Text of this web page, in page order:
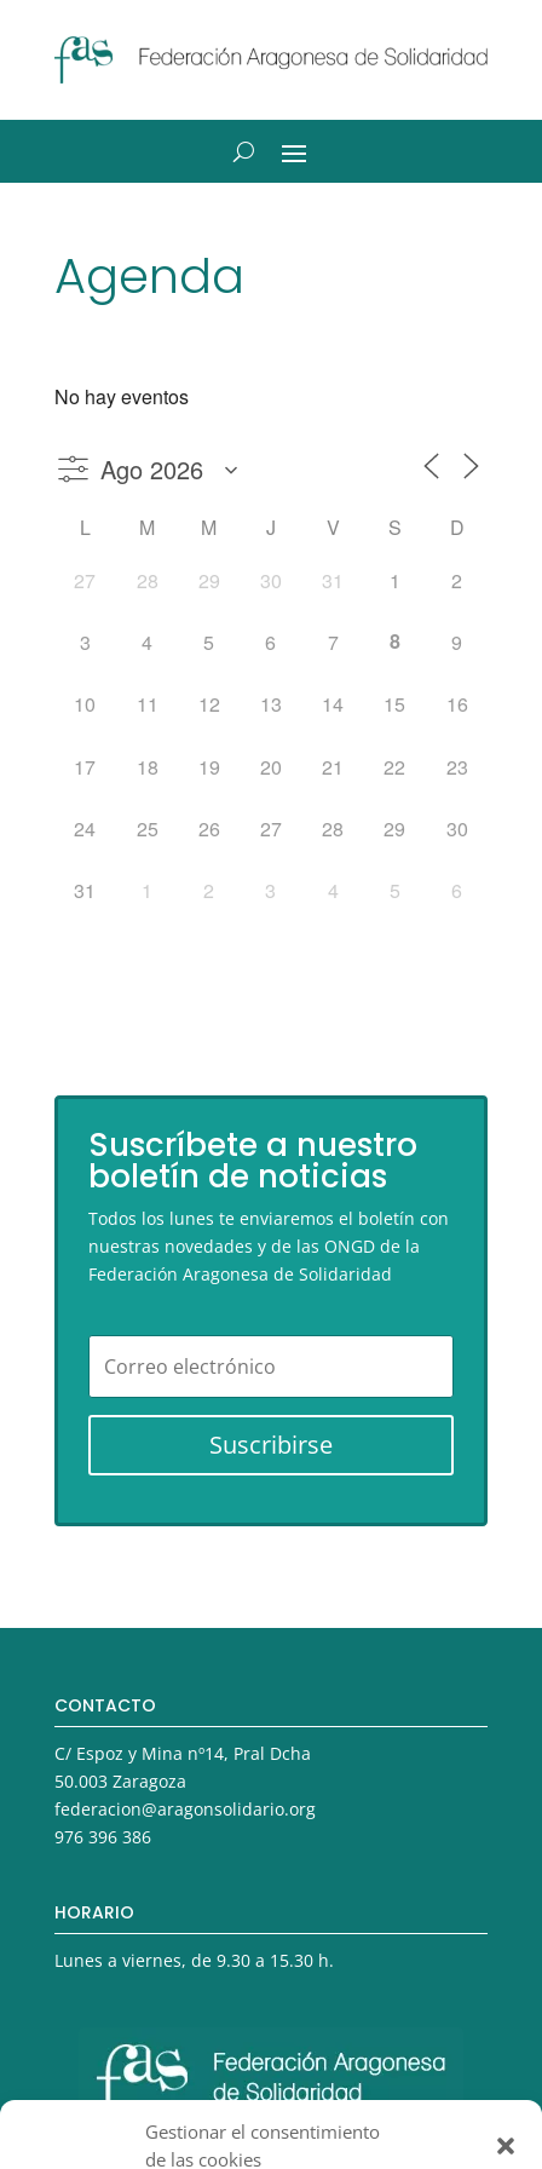
Gestionar el consentimiento
de las cookies
Agenda
No hay eventos
L M M J V S
D
27
28 29 30 31 1 2
3 4 5 6 7 8 9
10 11 12 13 14 15 16
17 18 19 20 21 22 23
24 25 26 27 28 29 30
31 1 2 3 4 5 6
Suscríbete a nuestro
boletín de noticias
Todos los lunes te enviaremos el boletín con
nuestras novedades y de las ONGD de la
Federación Aragonesa de Solidaridad
Suscribirse
CONTACTO
C/ Espoz y Mina nº14, Pral Dcha
50.003 Zaragoza
federacion@aragonsolidario.org
976 396 386
HORARIO
Lunes a viernes, de 9.30 a 15.30 h.